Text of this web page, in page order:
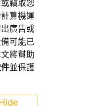
竊取您
算機運
廣告或
可能已
將幫助
並保護